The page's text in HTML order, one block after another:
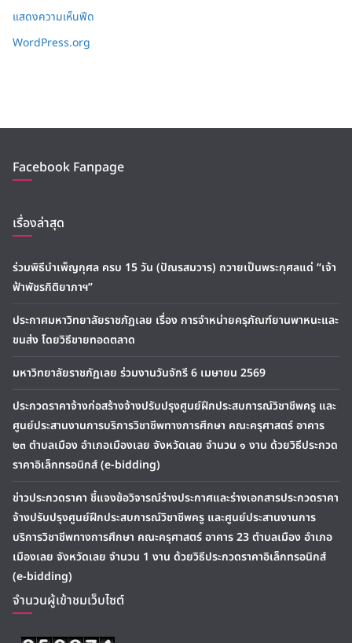
แสดงความเห็นฟีด
WordPress.org
Facebook Fanpage
เรื่องล่าสุด
ร่วมพิธีบำเพ็ญกุศล ครบ 15 วัน (ปัณรสมวาร) ถวายเป็นพระกุศลแด่ “เจ้า
ฟ้าพัชรกิติยาภาฯ”
ประกาศมหาวิทยาลัยราชภัฏเลย เรื่อง การจำหน่ายครุภัณฑ์ยานพาหนะและ
ขนส่ง โดยวิธีขายทอดตลาด
มหาวิทยาลัยราชภัฏเลย ร่วมงานวันจักรี 6 เมษายน 2569
ประกวดราคาจ้างก่อสร้างจ้างปรับปรุงศูนย์ฝึกประสบการณ์วิชาชีพครู และ
ศูนย์ประสานงานการบริการวิชาชีพทางการศึกษา คณะครุศาสตร์ อาคาร
๒๓ ตำบลเมือง อำเภอเมืองเลย จังหวัดเลย จำนวน ๑ งาน ด้วยวิธีประกวด
ราคาอิเล็กทรอนิกส์ (e-bidding)
ข่าวประกวดราคา ชี้แจงข้อวิจารณ์ร่างประกาศและร่างเอกสารประกวดราคา
จ้างปรับปรุงศูนย์ฝึกประสบการณ์วิชาชีพครู และศูนย์ประสานงานการ
บริการวิชาชีพทางการศึกษา คณะครุศาสตร์ อาคาร 23 ตำบลเมือง อำเภอ
เมืองเลย จังหวัดเลย จำนวน 1 งาน ด้วยวิธีประกวดราคาอิเล็กทรอนิกส์
(e-bidding)
จำนวนผู้เข้าชมเว็บไซต์